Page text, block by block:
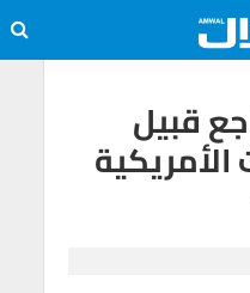
قبيل
الأمريكية